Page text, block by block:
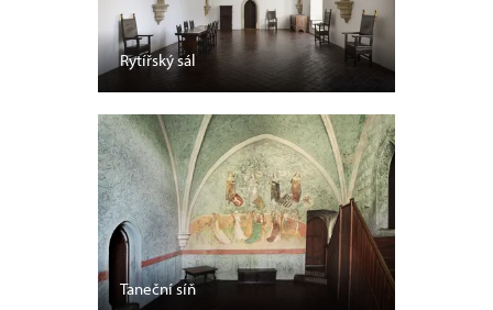
Rytířský sál
Taneční síň